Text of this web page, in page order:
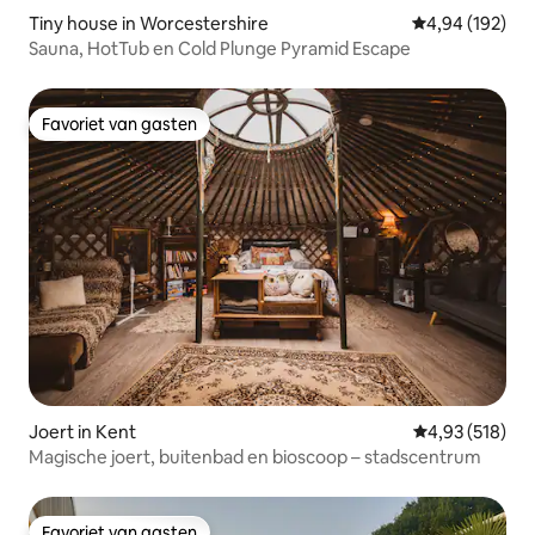
Tiny house in Worcestershire Gemiddelde
4,94 (192)
Sauna, HotTub en Cold Plunge Pyramid Escape
Favoriet van gasten
Favoriet van gasten
Joert in Kent Gemiddelde
4,93 (518)
Magische joert, buitenbad en bioscoop – stadscentrum